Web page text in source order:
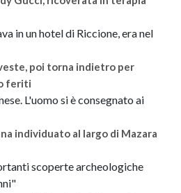
in un hotel di Riccione, era nel
poi torna indietro per
feriti
L'uomo si è consegnato ai
individuato al largo di Mazara
scoperte archeologiche